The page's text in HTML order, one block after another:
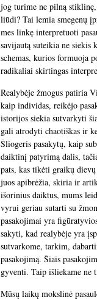
jog turime ne pilną stiklinę,
liūdi? Tai lemia smegenų
mes linkę interpretuoti
savijautą suteikia ne siekis
schemas, kurios formuoja
radikaliai skirtingas
Realybėje žmogus patiria
kaip individas, reikėjo
istorijos siekia sutvarkyti
gali atrodyti chaotiškas ir
Šliogeris pasakytų, kaip
daiktinį patyrimą dalis,
pats, kas tikėti graikų
juos apibrėžia, skiria ir
išorinius daiktus, mums
vyrui geriau sutarti su
pasakojimai yra
sakyti, kad realybėje yra
sutvarkome, tarkim,
pasakojimą. Šiais
gyventi. Taip išliekame
Mūsų laikų mokslinė